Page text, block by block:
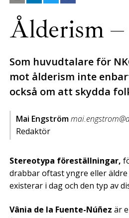
Ålderism
Som huvudtalare för
mot ålderism inte
också om att skydda
Mai Engström
Redaktör
Stereotypa föreställningar,
drabbar oftast yngre eller
existerar i dag och den typ av
Vânia de la Fuente-Núñez är